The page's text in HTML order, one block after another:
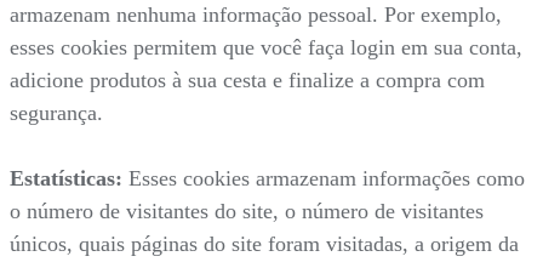
armazenam nenhuma informação pessoal. Por exemplo,
esses cookies permitem que você faça login em sua conta,
adicione produtos à sua cesta e finalize a compra com
segurança.
Estatísticas: Esses cookies armazenam informações como
o número de visitantes do site, o número de visitantes
únicos, quais páginas do site foram visitadas, a origem da